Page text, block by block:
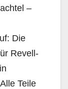
–
Die
Revell-
Teile